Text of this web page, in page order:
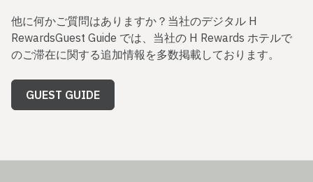
他に何かご質問はありますか？当社のデジタル H
RewardsGuest Guide では、当社の H Rewards ホテルで
のご滞在に関する追加情報を多数掲載しております。
GUEST GUIDE